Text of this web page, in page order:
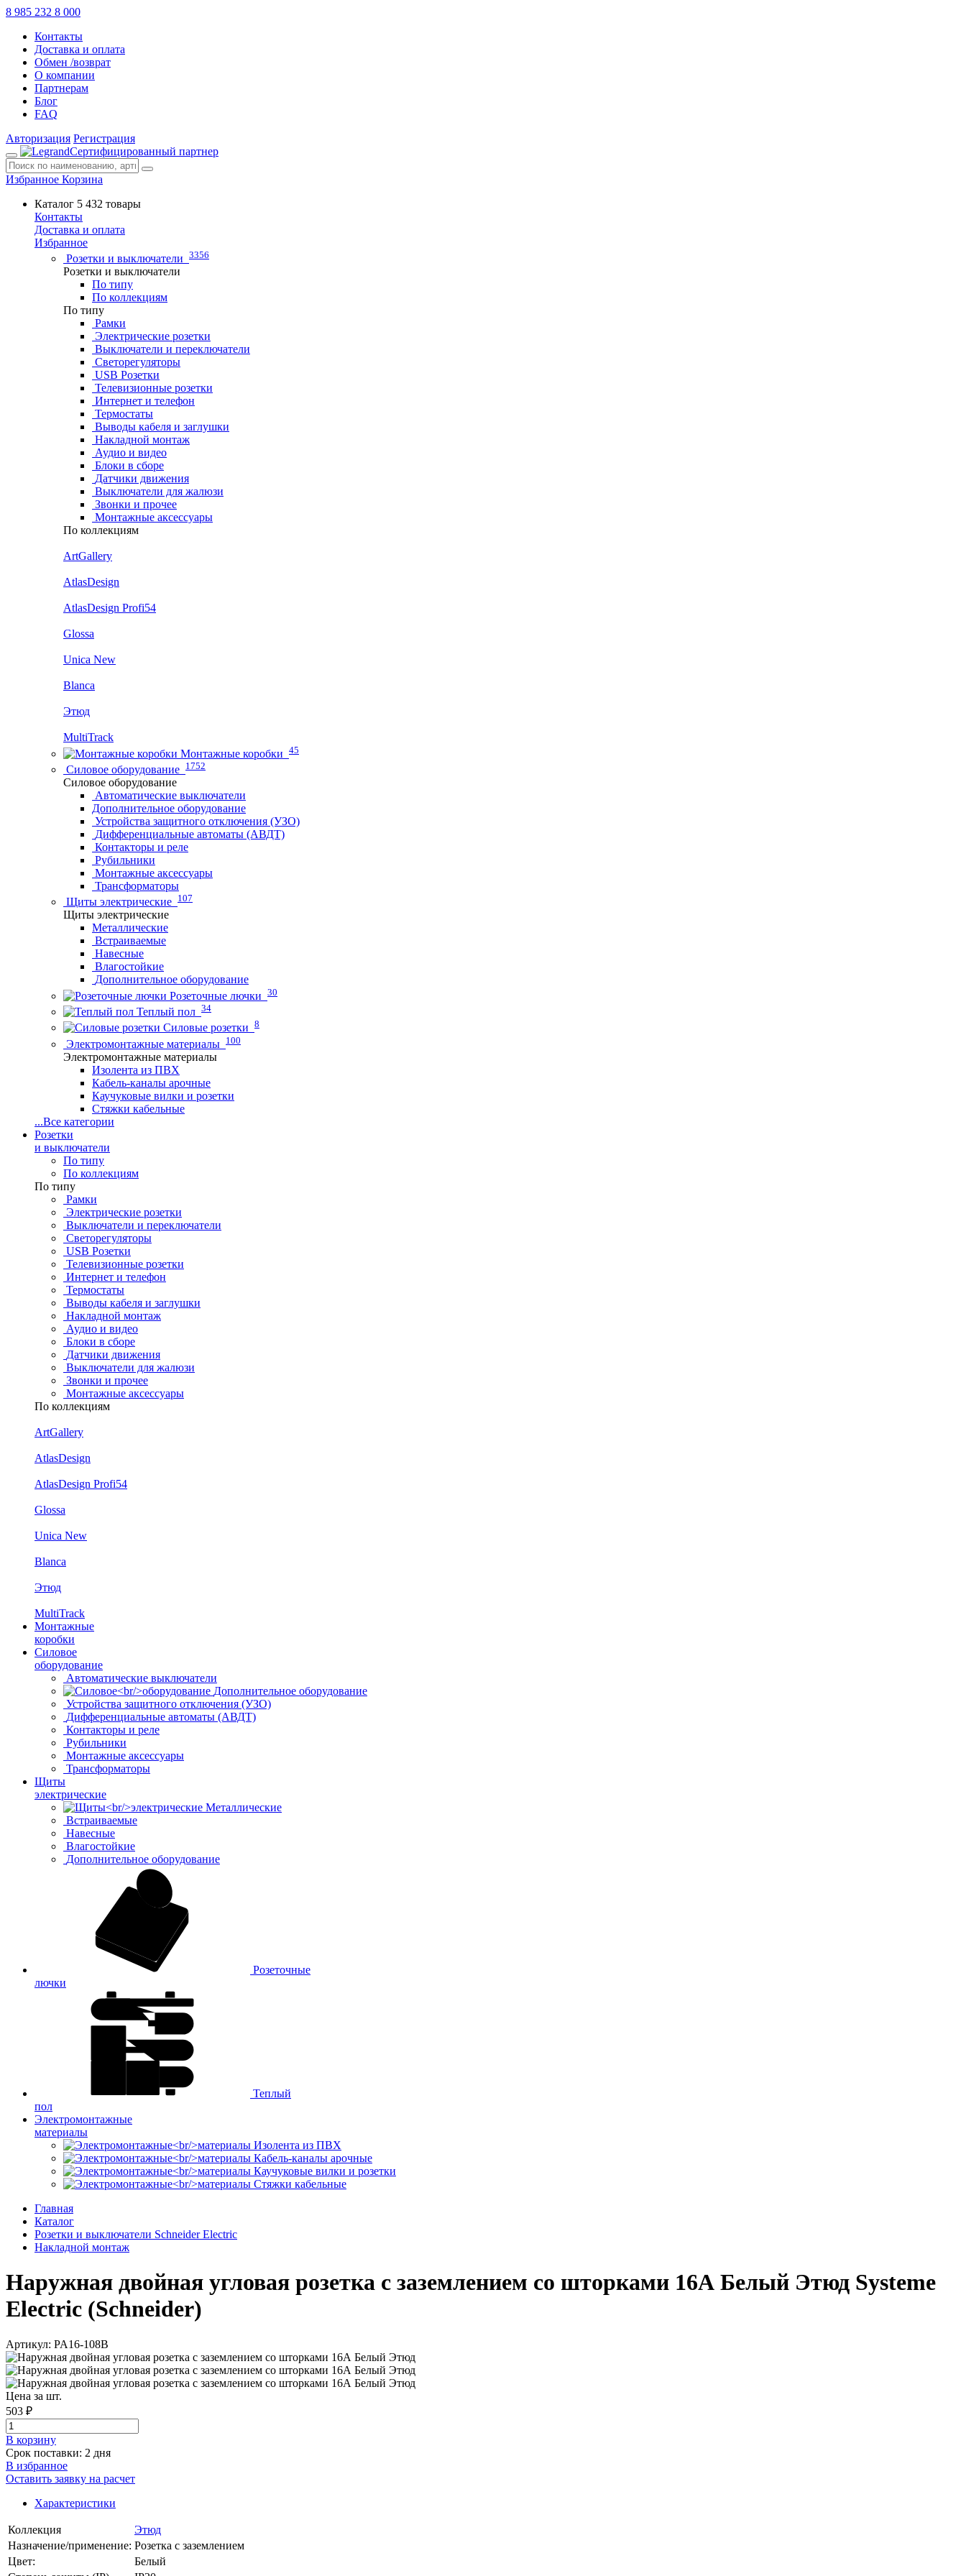
8 985 232 8 000
Контакты
Доставка и оплата
Обмен /возврат
О компании
Партнерам
Блог
FAQ
Авторизация Регистрация
Сертифицированный партнер
Избранное Корзина
Каталог 5 432 товары
Контакты
Доставка и оплата
Избранное
Розетки и выключатели 3356
Розетки и выключатели
По типу
По коллекциям
По типу
Рамки
Электрические розетки
Выключатели и переключатели
Светорегуляторы
USB Розетки
Телевизионные розетки
Интернет и телефон
Термостаты
Выводы кабеля и заглушки
Накладной монтаж
Аудио и видео
Блоки в сборе
Датчики движения
Выключатели для жалюзи
Звонки и прочее
Монтажные аксессуары
По коллекциям
ArtGallery
AtlasDesign
AtlasDesign Profi54
Glossa
Unica New
Blanca
Этюд
MultiTrack
Монтажные коробки 45
Силовое оборудование 1752
Силовое оборудование
Автоматические выключатели
Дополнительное оборудование
Устройства защитного отключения (УЗО)
Дифференциальные автоматы (АВДТ)
Контакторы и реле
Рубильники
Монтажные аксессуары
Трансформаторы
Щиты электрические 107
Щиты электрические
Металлические
Встраиваемые
Навесные
Влагостойкие
Дополнительное оборудование
Розеточные лючки 30
Теплый пол 34
Силовые розетки 8
Электромонтажные материалы 100
Электромонтажные материалы
Изолента из ПВХ
Кабель-каналы арочные
Каучуковые вилки и розетки
Стяжки кабельные
...Все категории
Розетки
и выключатели
По типу
По коллекциям
По типу
Рамки
Электрические розетки
Выключатели и переключатели
Светорегуляторы
USB Розетки
Телевизионные розетки
Интернет и телефон
Термостаты
Выводы кабеля и заглушки
Накладной монтаж
Аудио и видео
Блоки в сборе
Датчики движения
Выключатели для жалюзи
Звонки и прочее
Монтажные аксессуары
По коллекциям
ArtGallery
AtlasDesign
AtlasDesign Profi54
Glossa
Unica New
Blanca
Этюд
MultiTrack
Монтажные
коробки
Силовое
оборудование
Автоматические выключатели
Дополнительное оборудование
Устройства защитного отключения (УЗО)
Дифференциальные автоматы (АВДТ)
Контакторы и реле
Рубильники
Монтажные аксессуары
Трансформаторы
Щиты
электрические
Металлические
Встраиваемые
Навесные
Влагостойкие
Дополнительное оборудование
Розеточные
лючки
Теплый
пол
Электромонтажные
материалы
Изолента из ПВХ
Кабель-каналы арочные
Каучуковые вилки и розетки
Стяжки кабельные
Главная
Каталог
Розетки и выключатели Schneider Electric
Накладной монтаж
Наружная двойная угловая розетка с заземлением со шторками 16А Белый Этюд Systeme
Electric (Schneider)
Артикул: PA16-108B
Цена за шт.
503 ₽
В корзинy
Срок поставки: 2 дня
В избранное
Оставить заявку на расчет
Характеристики
Коллекция
Этюд
Назначение/применение: Розетка с заземлением
Цвет:
Белый